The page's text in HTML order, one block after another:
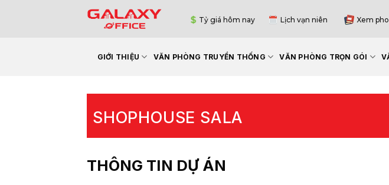
Tỷ giá hôm nay Lịch vạn niên Xem
GIỚI THIỆU VĂN PHÒNG TRUYỀN THỐNG VĂN PHÒNG TRỌN GÓI
SHOPHOUSE SALA
THÔNG TIN DỰ ÁN